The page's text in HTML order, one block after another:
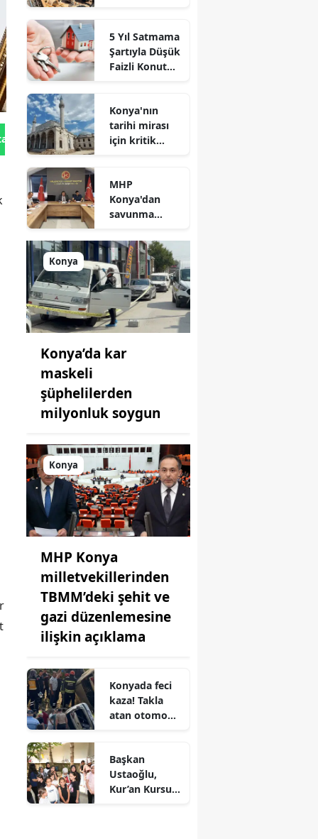
Gönder
5 Yıl Satmama
Şartıyla Düşük
Faizli Konut
Konya'nın
tarihi mirası
için kritik
açıklandı
MHP
Konya'dan
savunma
yeni hamle: İlk
toplantı
yapıldı!
Konya
Konya’da kar
maskeli
şüphelilerden
milyonluk soygun
Konya
MHP Konya
milletvekillerinden
TBMM’deki şehit ve
gazi düzenlemesine
ilişkin açıklama
Konyada feci
kaza! Takla
atan otomobil
Başkan
Ustaoğlu,
Kur’an Kursu